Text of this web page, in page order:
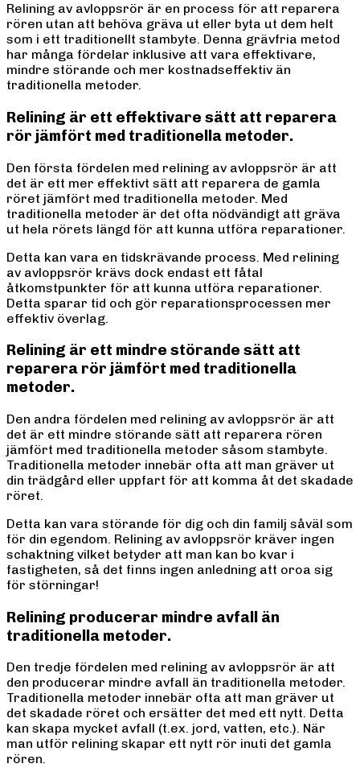
Relining av avloppsrör är en process för att reparera
rören utan att behöva gräva ut eller byta ut dem helt
som i ett traditionellt stambyte. Denna grävfria metod
har många fördelar inklusive att vara effektivare,
mindre störande och mer kostnadseffektiv än
traditionella metoder.
Relining är ett effektivare sätt att reparera
rör jämfört med traditionella metoder.
Den första fördelen med relining av avloppsrör är att
det är ett mer effektivt sätt att reparera de gamla
röret jämfört med traditionella metoder. Med
traditionella metoder är det ofta nödvändigt att gräva
ut hela rörets längd för att kunna utföra reparationer.
Detta kan vara en tidskrävande process. Med relining
av avloppsrör krävs dock endast ett fåtal
åtkomstpunkter för att kunna utföra reparationer.
Detta sparar tid och gör reparationsprocessen mer
effektiv överlag.
Relining är ett mindre störande sätt att
reparera rör jämfört med traditionella
metoder.
Den andra fördelen med relining av avloppsrör är att
det är ett mindre störande sätt att reparera rören
jämfört med traditionella metoder såsom stambyte.
Traditionella metoder innebär ofta att man gräver ut
din trädgård eller uppfart för att komma åt det skadade
röret.
Detta kan vara störande för dig och din familj såväl som
för din egendom. Relining av avloppsrör kräver ingen
schaktning vilket betyder att man kan bo kvar i
fastigheten, så det finns ingen anledning att oroa sig
för störningar!
Relining producerar mindre avfall än
traditionella metoder.
Den tredje fördelen med relining av avloppsrör är att
den producerar mindre avfall än traditionella metoder.
Traditionella metoder innebär ofta att man gräver ut
det skadade röret och ersätter det med ett nytt. Detta
kan skapa mycket avfall (t.ex. jord, vatten, etc.). När
man utför relining skapar ett nytt rör inuti det gamla
rören.